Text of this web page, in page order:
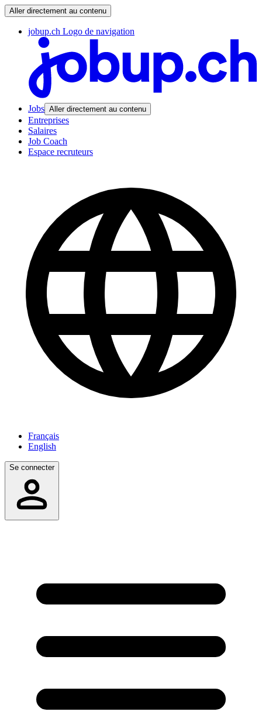
Aller directement au contenu
jobup.ch Logo de navigation
Jobs Aller directement au contenu
Entreprises
Salaires
Job Coach
Espace recruteurs
Français
English
Se connecter